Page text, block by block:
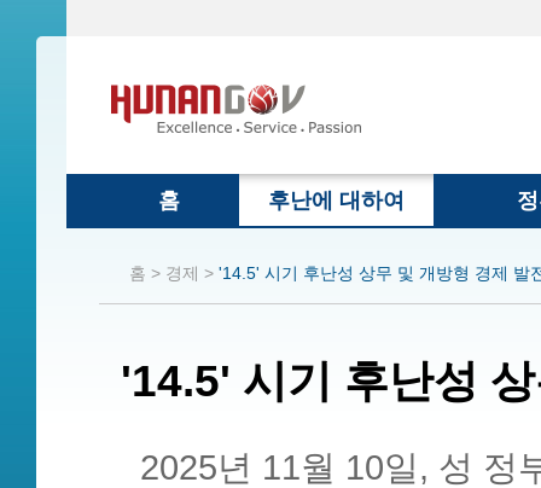
홈 후난에 대하여
홈 > 경제 > '14.5' 시기 후난성 상무 및 개방형 경제 발
'14.5' 시기 후난성
2025년 11월 10일, 성 정